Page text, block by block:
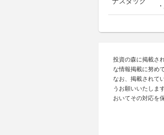
投資の森に掲載さ
な情報掲載に努め
なお、掲載されて
うお願いいたしま
おいてその対応を